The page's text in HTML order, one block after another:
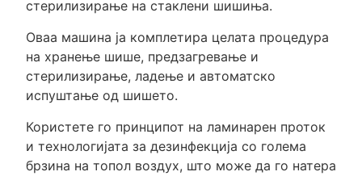
стерилизирање на стаклени шишиња.
Оваа машина ја комплетира целата процедура
на хранење шише, предзагревање и
стерилизирање, ладење и автоматско
испуштање од шишето.
Користете го принципот на ламинарен проток
и технологијата за дезинфекција со голема
брзина на топол воздух, што може да го натера